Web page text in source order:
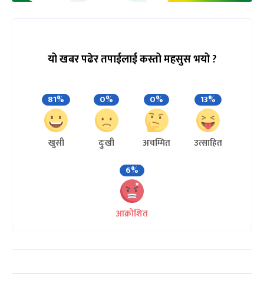
यो खबर पढेर तपाईलाई कस्तो महसुस भयो ?
81%
खुसी
0%
दुःखी
0%
अचम्मित
13%
उत्साहित
6%
आक्रोशित